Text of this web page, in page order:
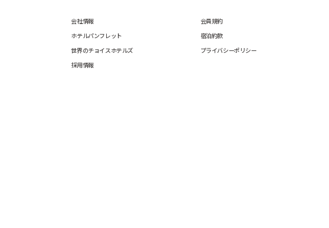
会社情報 会員規約
ホテルパンフレット
宿泊約款
世界のチョイスホテルズ
プライバシーポリシー
採用情報